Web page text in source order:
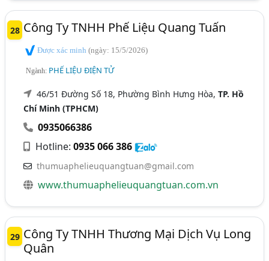
28 Công Ty TNHH Phế Liệu Quang Tuấn
Được xác minh(ngày: 15/5/2026)
Ngành: PHẾ LIỆU ĐIỆN TỬ
46/51 Đường Số 18, Phường Bình Hưng Hòa,TP. Hồ
Chí Minh (TPHCM)
0935066386
Hotline:0935 066 386
thumuaphelieuquangtuan@gmail.com
www.thumuaphelieuquangtuan.com.vn
29 Công Ty TNHH Thương Mại Dịch Vụ Long
Quân